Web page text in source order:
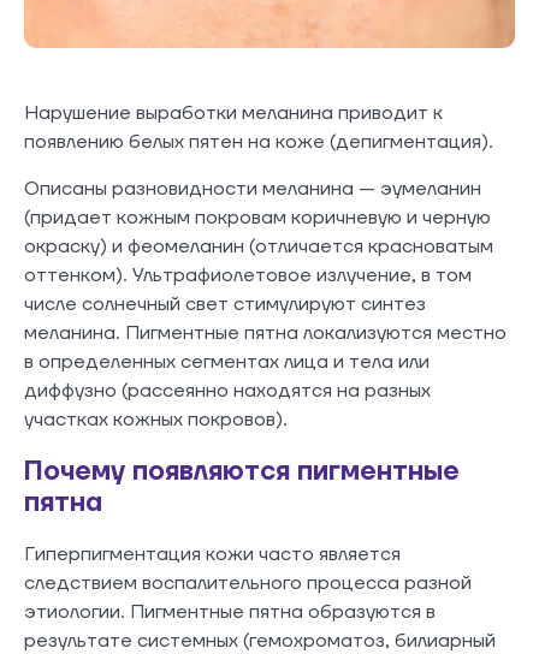
Нарушение выработки меланина приводит к
появлению белых пятен на коже (депигментация).
Описаны разновидности меланина — эумеланин
(придает кожным покровам коричневую и черную
окраску) и феомеланин (отличается красноватым
оттенком). Ультрафиолетовое излучение, в том
числе солнечный свет стимулируют синтез
меланина. Пигментные пятна локализуются местно
в определенных сегментах лица и тела или
диффузно (рассеянно находятся на разных
участках кожных покровов).
Почему появляются пигментные
пятна
Гиперпигментация кожи часто является
следствием воспалительного процесса разной
этиологии. Пигментные пятна образуются в
результате системных (гемохроматоз, билиарный